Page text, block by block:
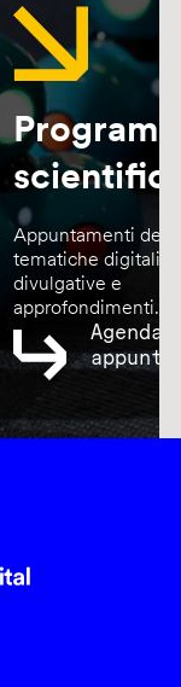
Appuntamenti
tematiche digitali,
divulgative e
approfondimenti.
Agenda